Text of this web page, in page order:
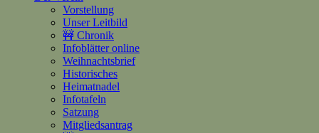
Vorstellung
Unser Leitbild
🚧 Chronik
Infoblätter online
Weihnachtsbrief
Historisches
Heimatnadel
Infotafeln
Satzung
Mitgliedsantrag